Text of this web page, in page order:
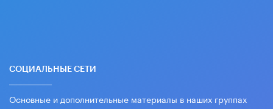
СОЦИАЛЬНЫЕ СЕТИ
Основные и дополнительные материалы в наших группах